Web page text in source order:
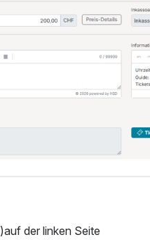
)auf der linken Seite